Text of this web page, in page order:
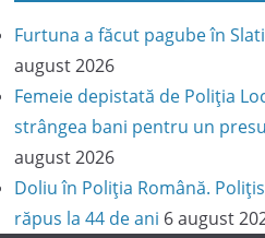
Furtuna a făcut pagube în
august 2026
Femeie depistată de Poliția
strângea bani pentru un
august 2026
Doliu în Poliția Română.
răpus la 44 de ani 6 august